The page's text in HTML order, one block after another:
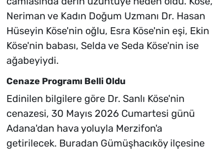
Neriman ve Kadın Doğum Uzmanı Dr. Hasan
Hüseyin Köse'nin oğlu, Esra Köse'nin eşi, Ekin
Köse'nin babası, Selda ve Seda Köse'nin ise
ağabeyiydi.
Cenaze Programı Belli Oldu
Edinilen bilgilere göre Dr. Sanlı Köse'nin
cenazesi, 30 Mayıs 2026 Cumartesi günü
Adana'dan hava yoluyla Merzifon'a
getirilecek. Buradan Gümüşhacıköy ilçesine